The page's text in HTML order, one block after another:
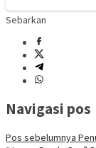
Sebarkan
Navigasi pos
Pos sebelumnya